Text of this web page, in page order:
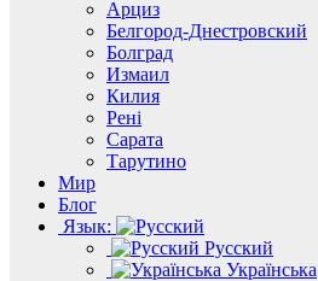
Арциз
Белгород-Днестровский
Болград
Измаил
Килия
Рені
Сарата
Тарутино
Мир
Блог
Язык:
Русский
Українська